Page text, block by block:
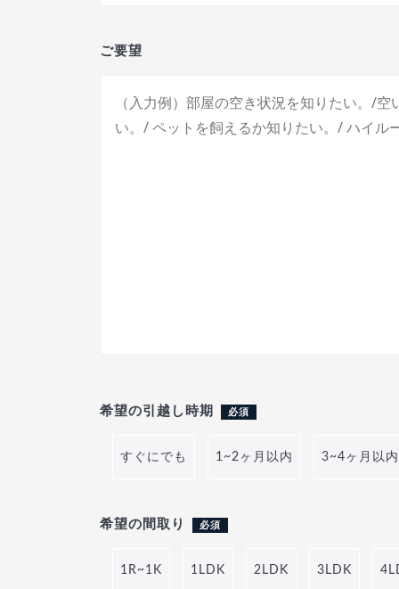
ご要望
希望の引越し時期 必須
すぐにでも 1~2ヶ月以内 3~4ヶ月以内
希望の間取り 必須
1R~1K 1LDK 2LDK 3LDK